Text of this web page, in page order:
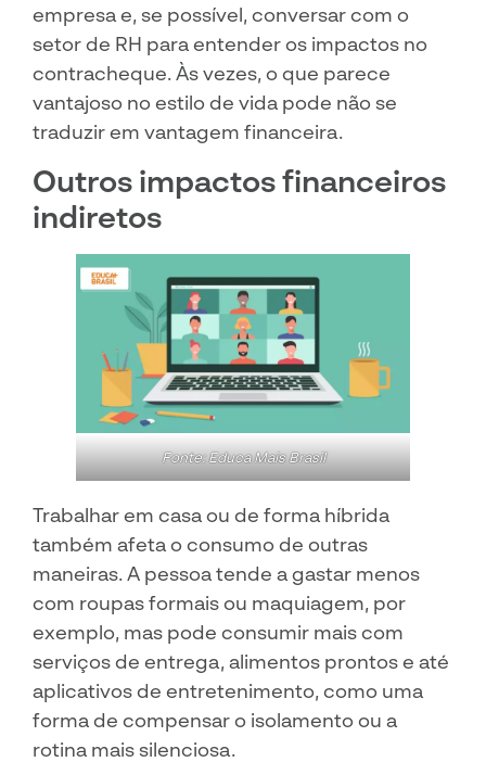
empresa e, se possível, conversar com o
setor de RH para entender os impactos no
contracheque. Às vezes, o que parece
vantajoso no estilo de vida pode não se
traduzir em vantagem financeira.
Outros impactos financeiros
indiretos
Fonte: Educa Mais Brasil
Trabalhar em casa ou de forma híbrida
também afeta o consumo de outras
maneiras. A pessoa tende a gastar menos
com roupas formais ou maquiagem, por
exemplo, mas pode consumir mais com
serviços de entrega, alimentos prontos e até
aplicativos de entretenimento, como uma
forma de compensar o isolamento ou a
rotina mais silenciosa.